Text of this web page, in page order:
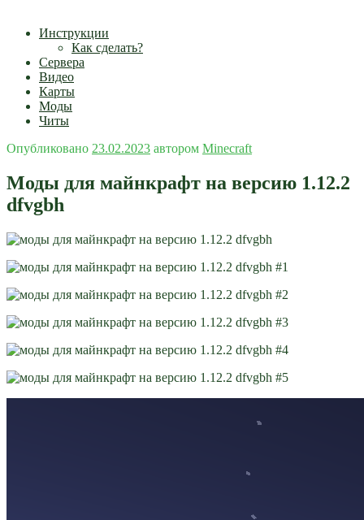
Инструкции
Как сделать?
Сервера
Видео
Карты
Моды
Читы
Опубликовано 23.02.2023 автором Minecraft
Моды для майнкрафт на версию 1.12.2
dfvgbh